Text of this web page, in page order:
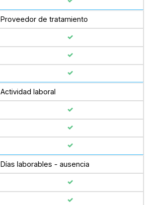
Proveedor de tratamiento
Actividad laboral
Días laborables - ausencia